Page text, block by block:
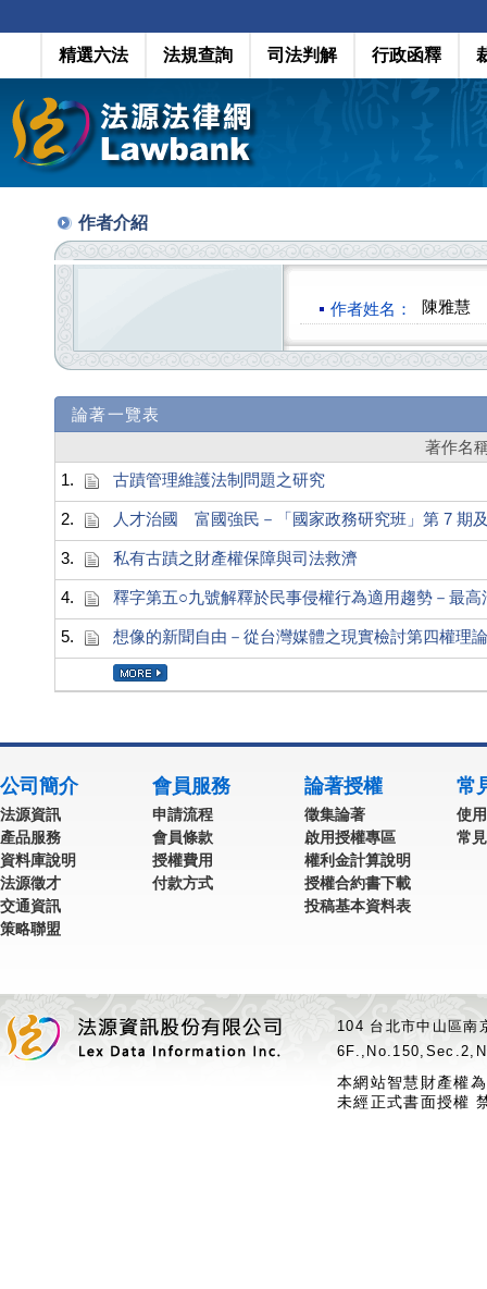
精選六法 法規查詢 司法判解 行政函釋
作者介紹
作者姓名： 陳雅慧
論著一覽表
著作名
1.
古蹟管理維護法制問題之研究
2. 人才治國 富國強民－「國家政務研究班」第 7 期
3. 私有古蹟之財產權保障與司法救濟
4. 釋字第五○九號解釋於民事侵權行為適用趨勢－最
5. 想像的新聞自由－從台灣媒體之現實檢討第四權理論
公司簡介
法源資訊
產品服務
資料庫說明
法源徵才
交通資訊
策略聯盟
會員服務
申請流程
會員條款
授權費用
付款方式
論著授權
徵集論著
啟用授權專區
權利金計算說明
授權合約書下載
投稿基本資料表
常
使
常
104 台北市中山區
本網站智慧財產權
未經正式書面授權